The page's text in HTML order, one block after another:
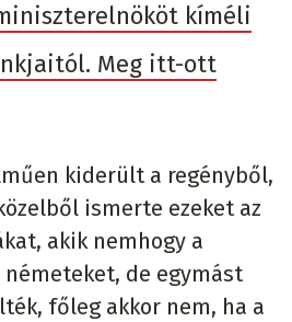
kíméli
Meg itt-ott
kiderült a regényből,
ismerte ezeket az
akik nemhogy a
németeket, de egymást
főleg akkor nem, ha a